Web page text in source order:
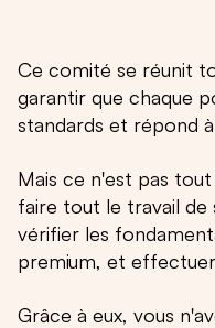
Ce comité se réunit
garantir que chaque
standards et répond
Mais ce n'est pas tout
faire tout le travail
vérifier les
premium, et
Grâce à eux, vous